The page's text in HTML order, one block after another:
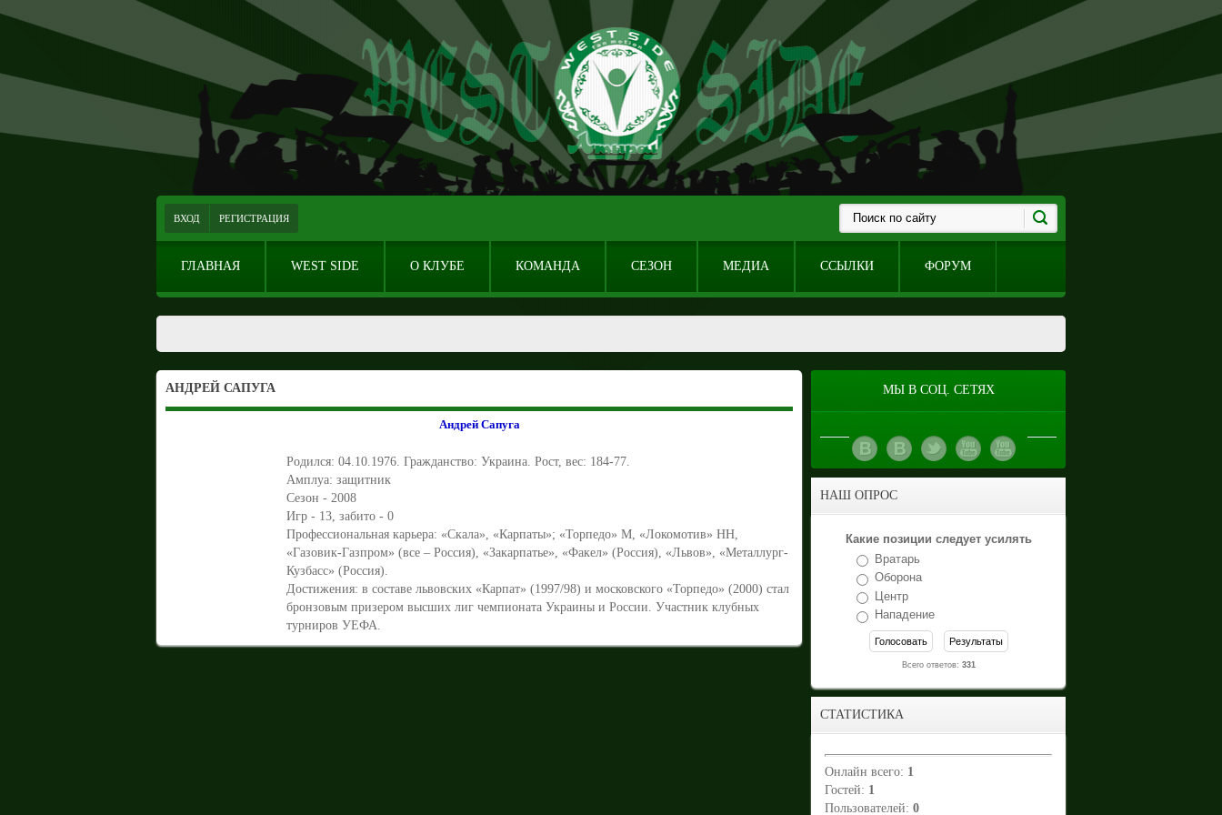
ВХОД РЕГИСТРАЦИЯ
ГЛАВНАЯ WEST SIDE О КЛУБЕ КОМАНДА СЕЗОН МЕДИА ССЫЛКИ ФОРУМ
АНДРЕЙ САПУГА
Андрей Сапуга
Родился: 04.10.1976. Гражданство: Украина. Рост, вес: 184-77.
Амплуа: защитник
Сезон - 2008
Игр - 13, забито - 0
Профессиональная карьера: «Скала», «Карпаты»; «Торпедо» М, «Локомотив» НН,
«Газовик-Газпром» (все – Россия), «Закарпатье», «Факел» (Россия), «Львов», «Металлург-
Кузбасс» (Россия).
Достижения: в составе львовских «Карпат» (1997/98) и московского «Торпедо» (2000) стал
бронзовым призером высших лиг чемпионата Украины и России. Участник клубных
турниров УЕФА.
МЫ В СОЦ. СЕТЯХ
НАШ ОПРОС
Какие позиции следует усилять
Вратарь
Оборона
Центр
Нападение
Всего ответов: 331
СТАТИСТИКА
Онлайн всего: 1
Гостей: 1
Пользователей: 0